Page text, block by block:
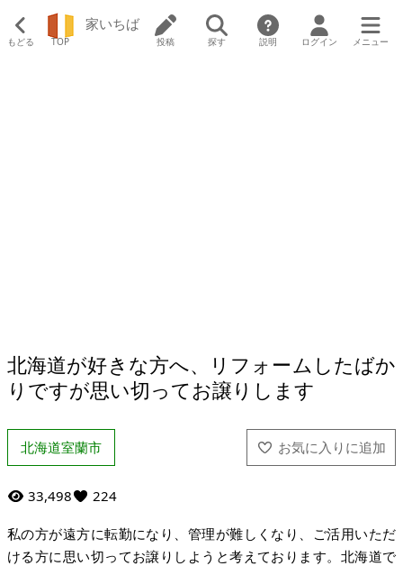
もどる TOP
家いちば
投稿 探す 説明 ログイン メニュー
北海道が好きな方へ、リフォームしたばか
りですが思い切ってお譲りします
北海道室蘭市
33,498 224
私の方が遠方に転勤になり、管理が難しくなり、ご活用いただ
ける方に思い切ってお譲りしようと考えております。北海道で